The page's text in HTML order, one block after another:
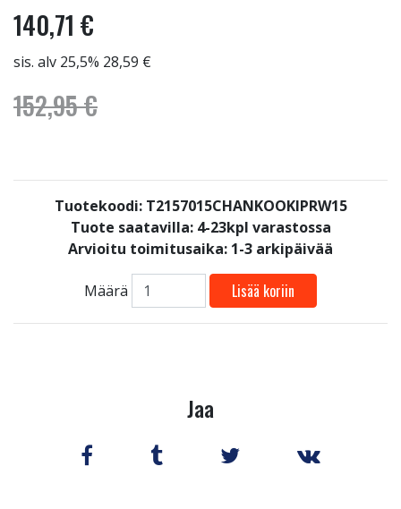
140,71 €
sis. alv 25,5% 28,59 €
152,95 €
Tuotekoodi: T2157015CHANKOOKIPRW15
Tuote saatavilla: 4-23kpl varastossa
Arvioitu toimitusaika: 1-3 arkipäivää
Määrä Lisää koriin
Jaa